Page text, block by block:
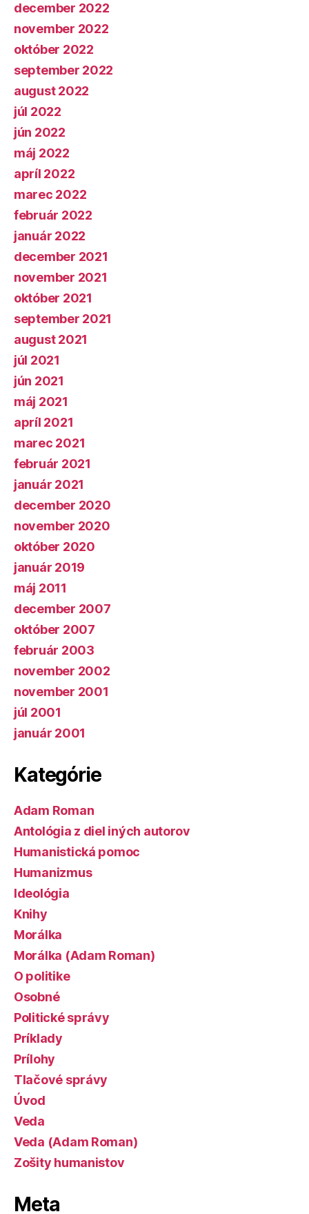
december 2022
november 2022
október 2022
september 2022
august 2022
júl 2022
jún 2022
máj 2022
apríl 2022
marec 2022
február 2022
január 2022
december 2021
november 2021
október 2021
september 2021
august 2021
júl 2021
jún 2021
máj 2021
apríl 2021
marec 2021
február 2021
január 2021
december 2020
november 2020
október 2020
január 2019
máj 2011
december 2007
október 2007
február 2003
november 2002
november 2001
júl 2001
január 2001
Kategórie
Adam Roman
Antológia z diel iných autorov
Humanistická pomoc
Humanizmus
Ideológia
Knihy
Morálka
Morálka (Adam Roman)
O politike
Osobné
Politické správy
Príklady
Prílohy
Tlačové správy
Úvod
Veda
Veda (Adam Roman)
Zošity humanistov
Meta